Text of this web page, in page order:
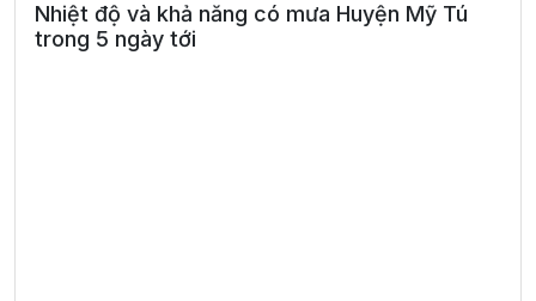
Nhiệt độ và khả năng có mưa Huyện Mỹ Tú
trong 5 ngày tới